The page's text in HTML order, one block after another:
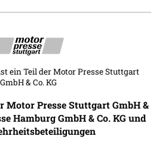
ein Teil der Motor Presse Stuttgart
GmbH & Co. KG
Motor Presse Stuttgart GmbH &
Hamburg GmbH & Co. KG und